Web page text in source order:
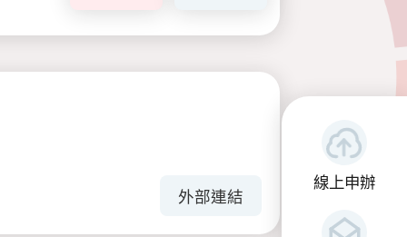
線上申辦
外部連結